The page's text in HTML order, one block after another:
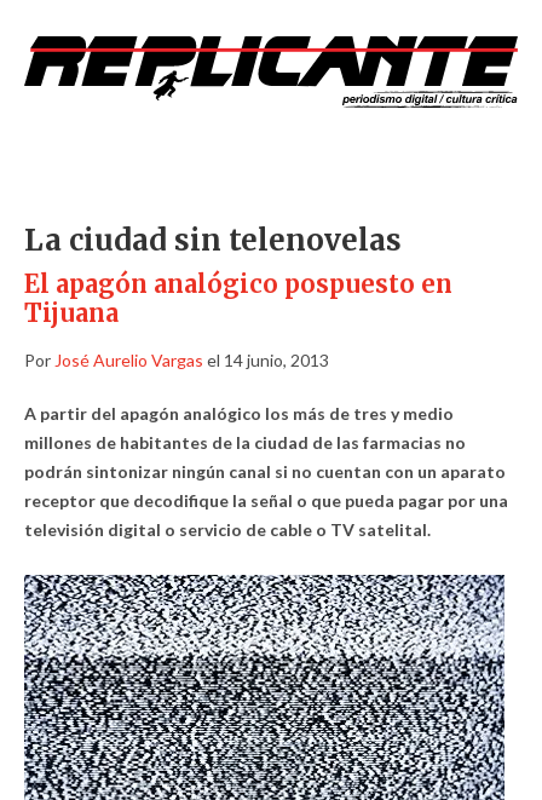
La ciudad sin telenovelas
El apagón analógico pospuesto en
Tijuana
Por José Aurelio Vargas el 14 junio, 2013
A partir del apagón analógico los más de tres y medio
millones de habitantes de la ciudad de las farmacias no
podrán sintonizar ningún canal si no cuentan con un aparato
receptor que decodifique la señal o que pueda pagar por una
televisión digital o servicio de cable o TV satelital.